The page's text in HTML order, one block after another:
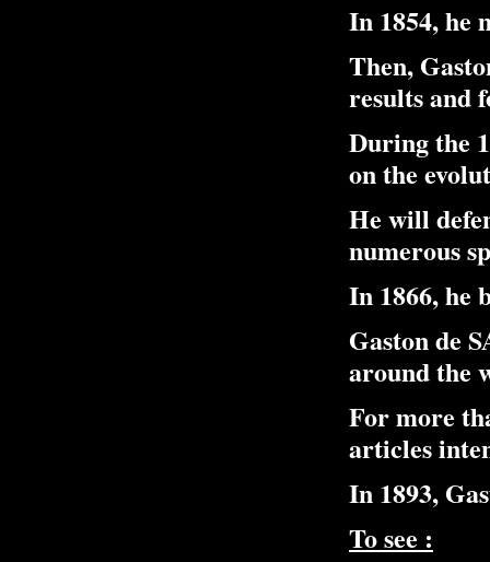
In 1854, he
Then,
results and
During the
on the
He will
numerous
In 1866, he
Gaston de
around the
For more
articles
In 1893,
To see :